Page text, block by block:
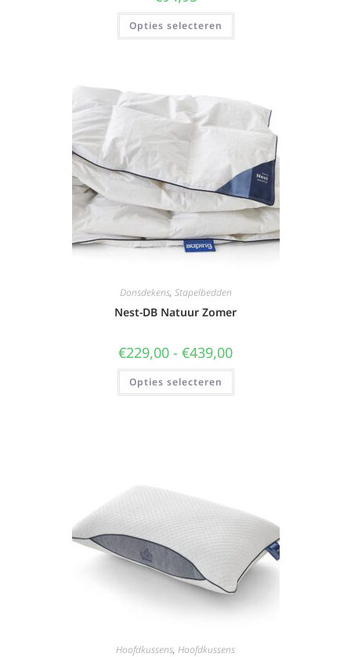
Opties selecteren
Donsdekens, Stapelbedden
Nest-DB Natuur Zomer
€229,00 - €439,00
Opties selecteren
Hoofdkussens, Hoofdkussens